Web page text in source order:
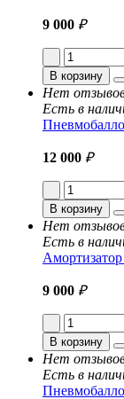
9 000 ₽
В корзину
Нет
Есть в
12 000 ₽
В корзину
Нет
Есть в
9 000 ₽
В корзину
Нет
Есть в